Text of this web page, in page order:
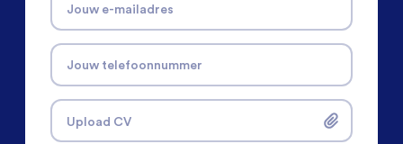
Jouw e-mailadres
Jouw telefoonnummer
Upload CV